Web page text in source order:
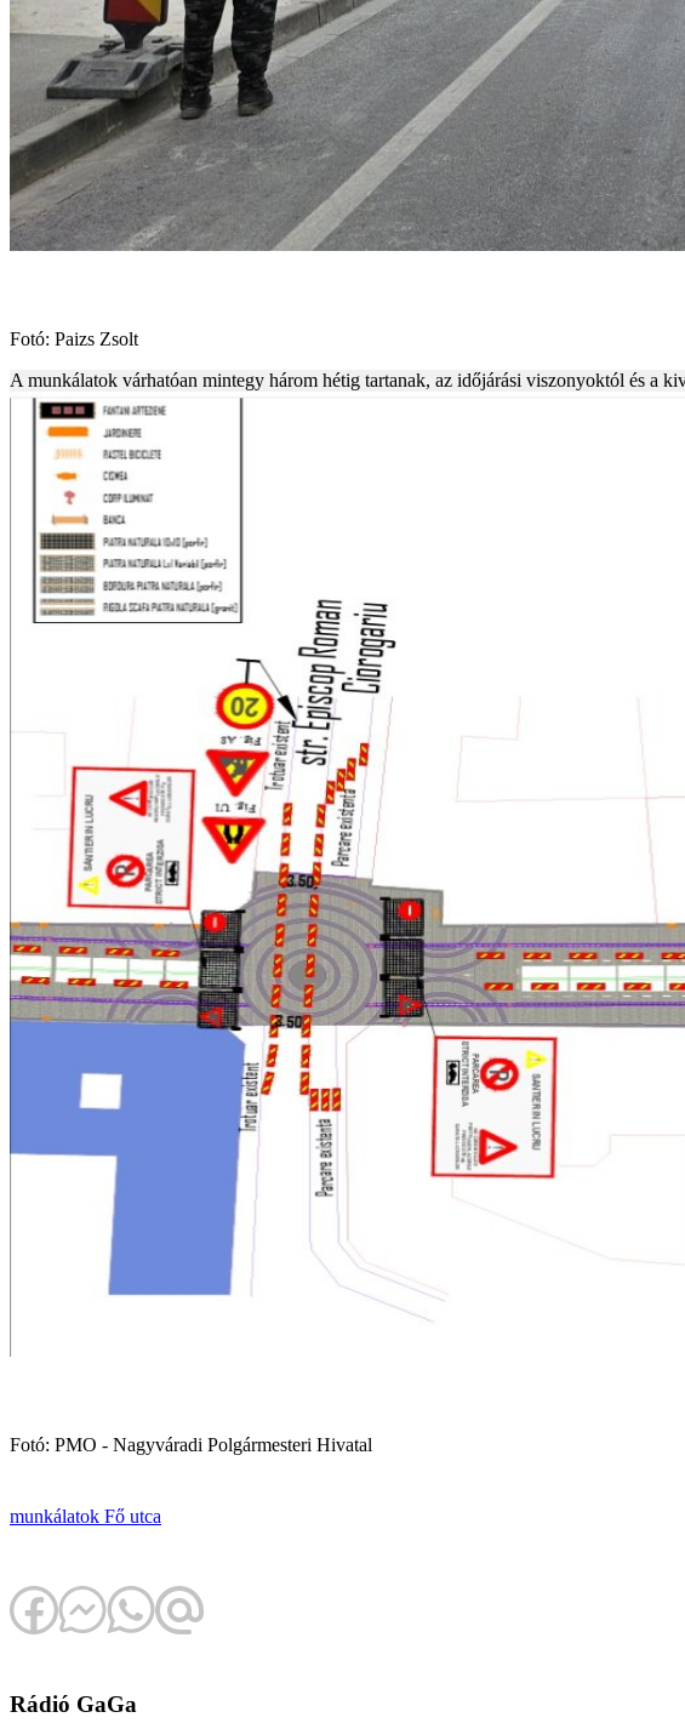
Fotó: Paizs Zsolt
A munkálatok várhatóan mintegy három hétig tartanak, az időjárási viszonyoktól és a
Fotó: PMO - Nagyváradi Polgármesteri Hivatal
munkálatok Fő utca
Rádió GaGa